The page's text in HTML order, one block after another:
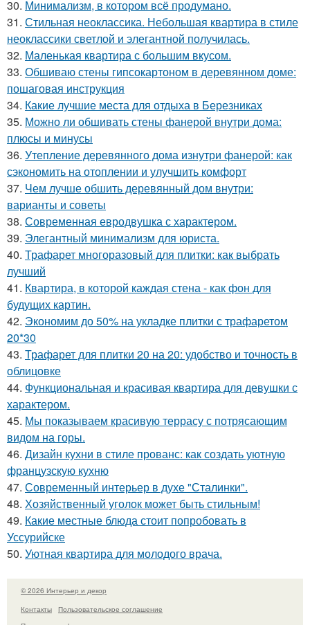
30. Минимализм, в котором всё продумано.
31. Стильная неоклассика. Небольшая квартира в стиле
неоклассики светлой и элегантной получилась.
32. Маленькая квартира с большим вкусом.
33. Обшиваю стены гипсокартоном в деревянном доме:
пошаговая инструкция
34. Какие лучшие места для отдыха в Березниках
35. Можно ли обшивать стены фанерой внутри дома:
плюсы и минусы
36. Утепление деревянного дома изнутри фанерой: как
сэкономить на отоплении и улучшить комфорт
37. Чем лучше обшить деревянный дом внутри:
варианты и советы
38. Современная евродвушка с характером.
39. Элегантный минимализм для юриста.
40. Трафарет многоразовый для плитки: как выбрать
лучший
41. Квартира, в которой каждая стена - как фон для
будущих картин.
42. Экономим до 50% на укладке плитки с трафаретом
20*30
43. Трафарет для плитки 20 на 20: удобство и точность в
облицовке
44. Функциональная и красивая квартира для девушки с
характером.
45. Мы показываем красивую террасу с потрясающим
видом на горы.
46. Дизайн кухни в стиле прованс: как создать уютную
французскую кухню
47. Современный интерьер в духе "Сталинки".
48. Хозяйственный уголок может быть стильным!
49. Какие местные блюда стоит попробовать в
Уссурийске
50. Уютная квартира для молодого врача.
© 2026 Интерьер и декор
Контакты
Пользовательское соглашение